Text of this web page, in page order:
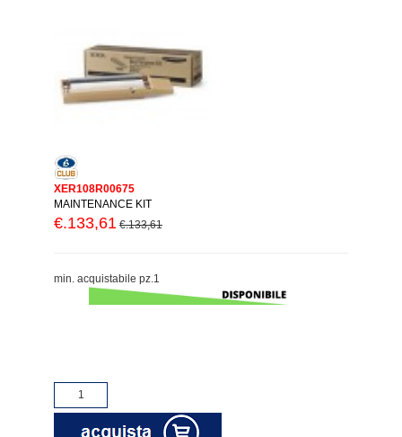
XER108R00675
MAINTENANCE KIT
€.133,61 €.133,61
min. acquistabile pz.1